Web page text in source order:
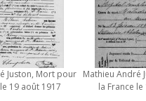
Juston, Mort pour
19 août 1917
Mathieu André
la France